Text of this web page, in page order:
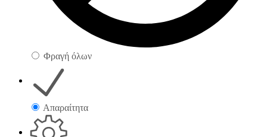
Φραγή όλων
Απαραίτητα